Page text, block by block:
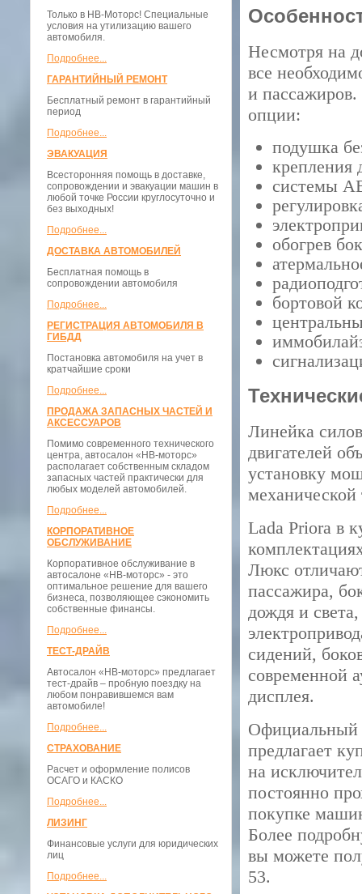
Только в НВ-Моторс! Специальные
условия на утилизацию вашего
автомобиля.
Подробнее...
ГАРАНТИЙНЫЙ РЕМОНТ
Бесплатный ремонт в гарантийный
период
Подробнее...
ЭВАКУАЦИЯ
Всесторонняя помощь в доставке,
сопровождении и эвакуации машин в
любой точке России круглосуточно и
без выходных!
Подробнее...
ДОСТАВКА АВТОМОБИЛЕЙ
Бесплатная помощь в
сопровождении автомобиля
Подробнее...
РЕГИСТРАЦИЯ АВТОМОБИЛЯ В
ГИБДД
Постановка автомобиля на учет в
кратчайшие сроки
Подробнее...
ПРОДАЖА ЗАПАСНЫХ ЧАСТЕЙ И
АКСЕССУАРОВ
Помимо современного технического
центра, автосалон «НВ-моторс»
располагает собственным складом
запасных частей практически для
любых моделей автомобилей.
Подробнее...
КОРПОРАТИВНОЕ
ОБСЛУЖИВАНИЕ
Корпоративное обслуживание в
автосалоне «НВ-моторс» - это
оптимальное решение для вашего
бизнеса, позволяющее сэкономить
собственные финансы.
Подробнее...
ТЕСТ-ДРАЙВ
Автосалон «НВ-моторс» предлагает
тест-драйв – пробную поездку на
любом понравившемся вам
автомобиле!
Подробнее...
СТРАХОВАНИЕ
Расчет и оформление полисов
ОСАГО и КАСКО
Подробнее...
ЛИЗИНГ
Финансовые услуги для юридических
лиц
Подробнее...
Несмотря на
все
и
опции:
подушка
крепления
системы
обогрев
бортовой
Линейка
двигателей
установку
Lada Priora в
Люкс
пассажира,
дождя и
сидений,
современной
дисплея.
предлагает
на
постоянно
покупке
Более
вы можете
53.